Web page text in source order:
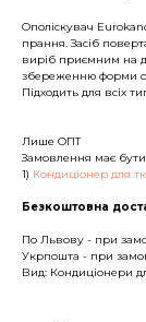
Ополіскувач
прання. Засіб
виріб приємним на
збереженню форми
Підходить для всіх
Лише ОПТ
Замовлення має
1) Кондиціонер для
Безкоштовна
По Львову - при
Укрпошта - при
Вид: Кондиціонери